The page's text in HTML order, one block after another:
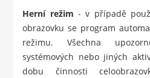
Herní režim - v případě
obrazovku se program
režimu. Všechna
systémových nebo jiných
dobu činnosti